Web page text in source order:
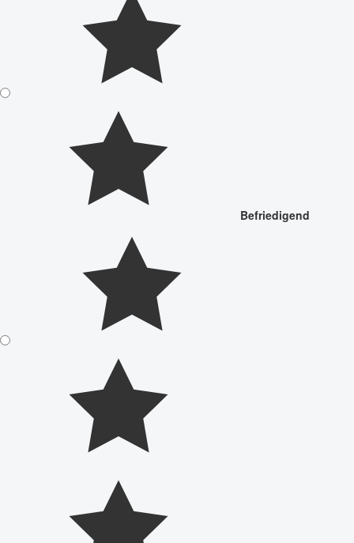
Befriedigend